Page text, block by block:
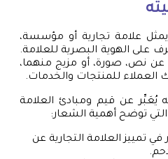
علامة تجارية أو مؤسسة،
على الهوية البصرية للعلامة.
عن نص، صورة، أو مزيج منهما،
العملاء للمنتجات والخدمات.
يُعَبِّر عن قيم ومبادئ العلامة
توضح أهمية الشعار:
تمييز العلامة التجارية عن